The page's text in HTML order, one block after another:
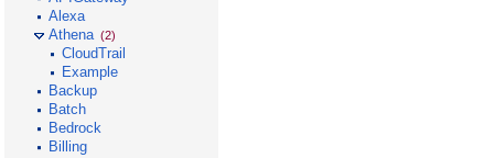
Alexa
Athena (2)
CloudTrail
Example
Backup
Batch
Bedrock
Billing